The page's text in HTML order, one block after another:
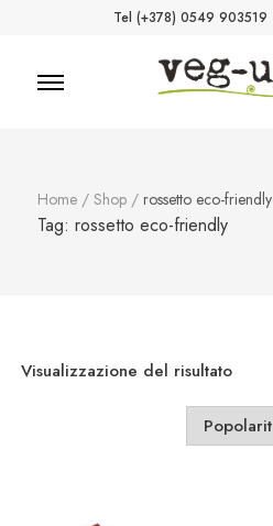
Tel (+378) 0549 903519
Home / Shop / rossetto eco-friendly
Tag: rossetto eco-friendly
Visualizzazione del risultato